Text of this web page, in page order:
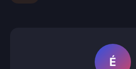
É